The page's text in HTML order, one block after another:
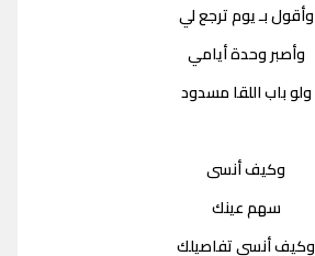
وأقول بـ يوم ترجع لي
وأصبر وحدة أيامي
ولو باب اللقا مسدود
وكيف أنسى
سهم عينك
وكيف أنسى تفاصيلك